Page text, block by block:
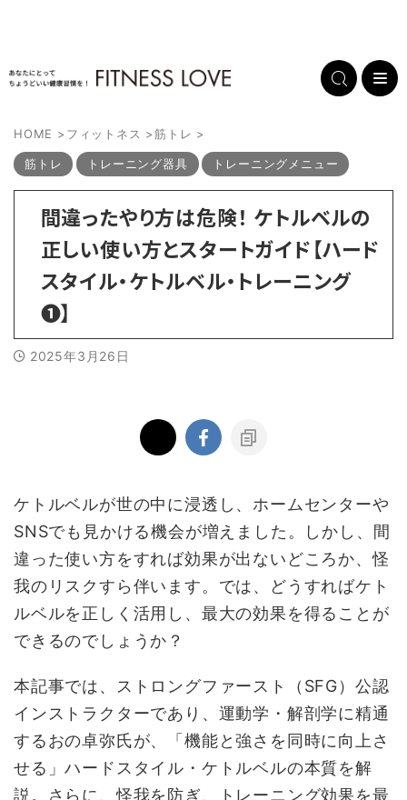
HOME >フィットネス >筋トレ >
筋トレ トレーニング器具 トレーニングメニュー
間違ったやり方は危険！ ケトルベルの
正しい使い方とスタートガイド【ハード
スタイル・ケトルベル・トレーニング
❶】
2025年3月26日
ケトルベルが世の中に浸透し、ホームセンターや
SNSでも見かける機会が増えました。しかし、間
違った使い方をすれば効果が出ないどころか、怪
我のリスクすら伴います。では、どうすればケト
ルベルを正しく活用し、最大の効果を得ることが
できるのでしょうか？
本記事では、ストロングファースト（SFG）公認
インストラクターであり、運動学・解剖学に精通
するおの卓弥氏が、「機能と強さを同時に向上さ
せる」ハードスタイル・ケトルベルの本質を解
説。さらに、怪我を防ぎ、トレーニング効果を最